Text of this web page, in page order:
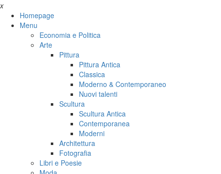
x
Homepage
Menu
Economia e Politica
Arte
Pittura
Pittura Antica
Classica
Moderno & Contemporaneo
Nuovi talenti
Scultura
Scultura Antica
Contemporanea
Moderni
Architettura
Fotografia
Libri e Poesie